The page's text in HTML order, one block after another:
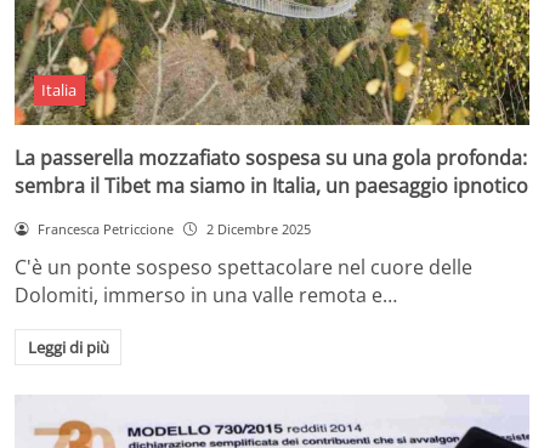
Italia
La passerella mozzafiato sospesa su una gola profonda:
sembra il Tibet ma siamo in Italia, un paesaggio ipnotico
Francesca Petriccione 2 Dicembre 2025
C'è un ponte sospeso spettacolare nel cuore delle
Dolomiti, immerso in una valle remota e…
Leggi di più